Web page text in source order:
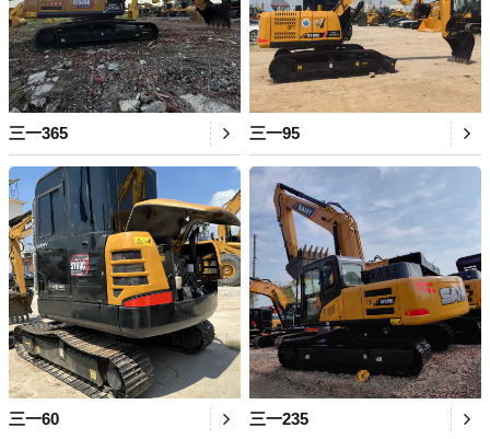
三一365 三一95
三一60 三一235